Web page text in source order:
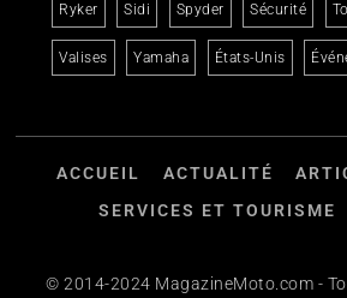
Ryker Sidi Spyder Sécurité
Valises Yamaha États-Unis
ACCUEIL ACTUALITÉ
SERVICES ET TOURISME
© 2014-2024 MagazineMoto.com -